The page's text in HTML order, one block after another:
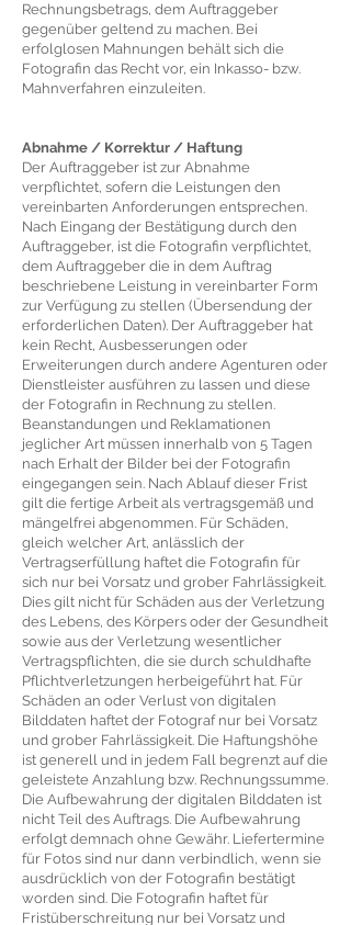
Rechnungsbetrags, dem Auftraggeber
gegenüber geltend zu machen. Bei
erfolglosen Mahnungen behält sich die
Fotografin das Recht vor, ein Inkasso- bzw.
Mahnverfahren einzuleiten.
Abnahme / Korrektur / Haftung
Der Auftraggeber ist zur Abnahme
verpflichtet, sofern die Leistungen den
vereinbarten Anforderungen entsprechen.
Nach Eingang der Bestätigung durch den
Auftraggeber, ist die Fotografin verpflichtet,
dem Auftraggeber die in dem Auftrag
beschriebene Leistung in vereinbarter Form
zur Verfügung zu stellen (Übersendung der
erforderlichen Daten). Der Auftraggeber hat
kein Recht, Ausbesserungen oder
Erweiterungen durch andere Agenturen oder
Dienstleister ausführen zu lassen und diese
der Fotografin in Rechnung zu stellen.
Beanstandungen und Reklamationen
jeglicher Art müssen innerhalb von 5 Tagen
nach Erhalt der Bilder bei der Fotografin
eingegangen sein. Nach Ablauf dieser Frist
gilt die fertige Arbeit als vertragsgemäß und
mängelfrei abgenommen. Für Schäden,
gleich welcher Art, anlässlich der
Vertragserfüllung haftet die Fotografin für
sich nur bei Vorsatz und grober Fahrlässigkeit.
Dies gilt nicht für Schäden aus der Verletzung
des Lebens, des Körpers oder der Gesundheit
sowie aus der Verletzung wesentlicher
Vertragspflichten, die sie durch schuldhafte
Pflichtverletzungen herbeigeführt hat. Für
Schäden an oder Verlust von digitalen
Bilddaten haftet der Fotograf nur bei Vorsatz
und grober Fahrlässigkeit. Die Haftungshöhe
ist generell und in jedem Fall begrenzt auf die
geleistete Anzahlung bzw. Rechnungssumme.
Die Aufbewahrung der digitalen Bilddaten ist
nicht Teil des Auftrags. Die Aufbewahrung
erfolgt demnach ohne Gewähr. Liefertermine
für Fotos sind nur dann verbindlich, wenn sie
ausdrücklich von der Fotografin bestätigt
worden sind. Die Fotografin haftet für
Fristüberschreitung nur bei Vorsatz und